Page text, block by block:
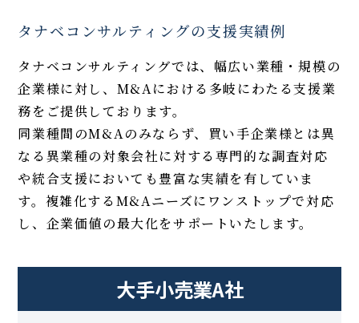
タナベコンサルティングの支援実績例
タナベコンサルティングでは、幅広い業種・規模の
企業様に対し、M&Aにおける多岐にわたる支援業
務をご提供しております。
同業種間のM&Aのみならず、買い手企業様とは異
なる異業種の対象会社に対する専門的な調査対応
や統合支援においても豊富な実績を有していま
す。複雑化するM&Aニーズにワンストップで対応
し、企業価値の最大化をサポートいたします。
大手小売業A社